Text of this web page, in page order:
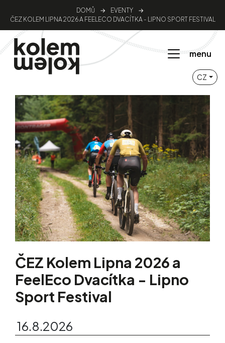
DOMŮ → EVENTY
→
ČEZ KOLEM LIPNA 2026 A FEELECO DVACÍTKA - LIPNO SPORT FESTIVAL
menu
CZ
ČEZ Kolem Lipna 2026 a
FeelEco Dvacítka - Lipno
Sport Festival
16.8.2026